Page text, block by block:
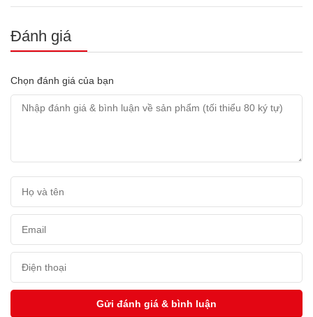
Đánh giá
Chọn đánh giá của bạn